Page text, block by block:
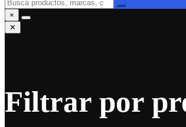
×
✕
Filtrar por